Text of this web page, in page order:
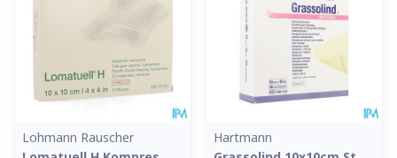
Lohmann Rauscher
Hartmann